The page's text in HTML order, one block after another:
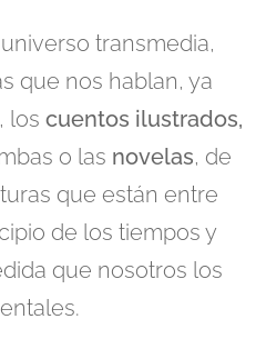
transmedia,
que nos hablan, ya
, los cuentos ilustrados,
o las novelas, de
que están entre
de los tiempos y
que nosotros los